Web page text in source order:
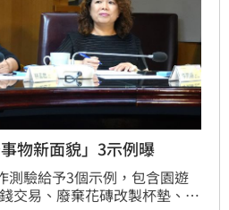
物新面貌」3示例曝
測驗給予3個示例，包含園遊
交易、廢棄花磚改製杯墊、盛